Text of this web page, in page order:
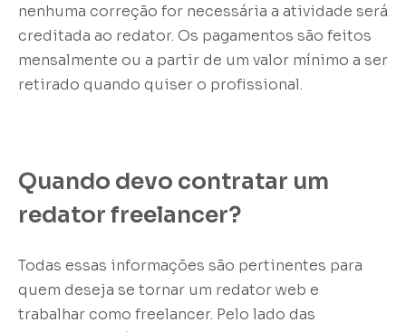
nenhuma correção for necessária a atividade será
creditada ao redator. Os pagamentos são feitos
mensalmente ou a partir de um valor mínimo a ser
retirado quando quiser o profissional.
Quando devo contratar um
redator freelancer?
Todas essas informações são pertinentes para
quem deseja se tornar um redator web e
trabalhar como freelancer. Pelo lado das